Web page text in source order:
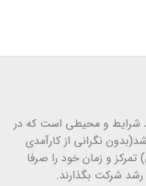
شرایط و محیطی است که در
نگرانی از کارآمدی
و زمان خود را صرفا
شرکت بگذارند.